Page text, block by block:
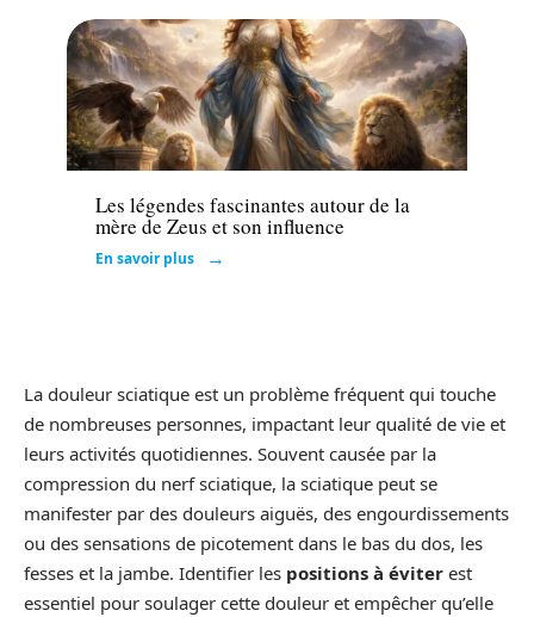
Loisirs
Les légendes fascinantes autour de la
mère de Zeus et son influence
En savoir plus
La douleur sciatique est un problème fréquent qui touche
de nombreuses personnes, impactant leur qualité de vie et
leurs activités quotidiennes. Souvent causée par la
compression du nerf sciatique, la sciatique peut se
manifester par des douleurs aiguës, des engourdissements
ou des sensations de picotement dans le bas du dos, les
fesses et la jambe. Identifier les positions à éviter est
essentiel pour soulager cette douleur et empêcher qu’elle